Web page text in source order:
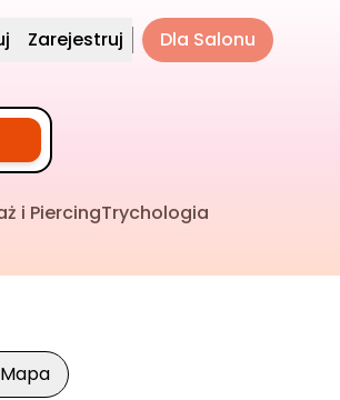
Zarejestruj Dla Salonu
i PiercingTrychologia
widok mapy
Mapa